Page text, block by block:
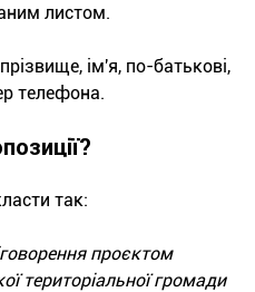
листом.
ім'я, по-батькові,
телефона.
так:
проєктом
територіальної громади